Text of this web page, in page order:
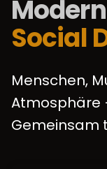
Social
Menschen,
Atmosphäre
Gemeinsam